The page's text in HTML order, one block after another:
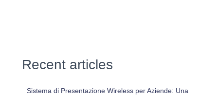
Recent articles
Sistema di Presentazione Wireless per Aziende: Una